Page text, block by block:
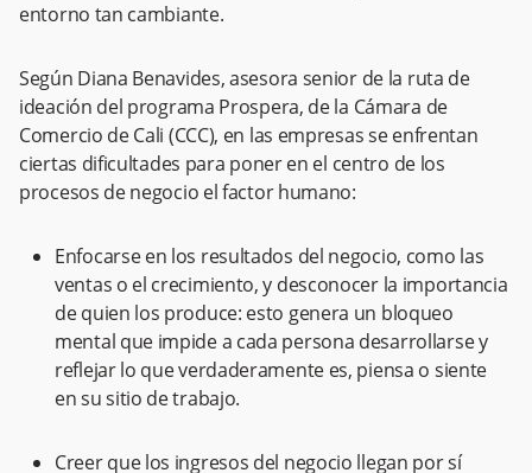
entorno tan cambiante.
Según Diana Benavides, asesora senior de la ruta de
ideación del programa Prospera, de la Cámara de
Comercio de Cali (CCC), en las empresas se enfrentan
ciertas dificultades para poner en el centro de los
procesos de negocio el factor humano:
Enfocarse en los resultados del negocio, como las
ventas o el crecimiento, y desconocer la importancia
de quien los produce: esto genera un bloqueo
mental que impide a cada persona desarrollarse y
reflejar lo que verdaderamente es, piensa o siente
en su sitio de trabajo.
Creer que los ingresos del negocio llegan por sí